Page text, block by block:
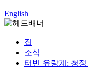
English
집
소식
터빈 유량계: 청